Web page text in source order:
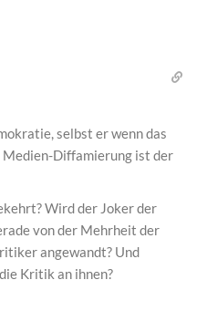
selbst er wenn das
Diffamierung ist der
Wird der Joker der
von der Mehrheit der
angewandt? Und
Kritik an ihnen?